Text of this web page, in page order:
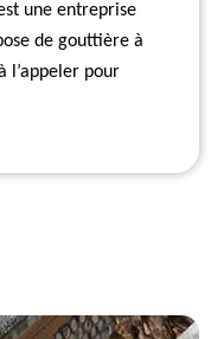
une entreprise
de gouttière à
l’appeler pour